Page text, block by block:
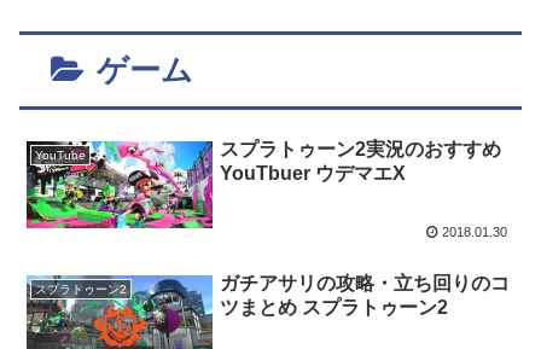
ゲーム
YouTube
スプラトゥーン2実況のおすすめ
YouTbuer ウデマエX
2018.01.30
スプラトゥーン2
ガチアサリの攻略・立ち回りのコ
ツまとめ スプラトゥーン2